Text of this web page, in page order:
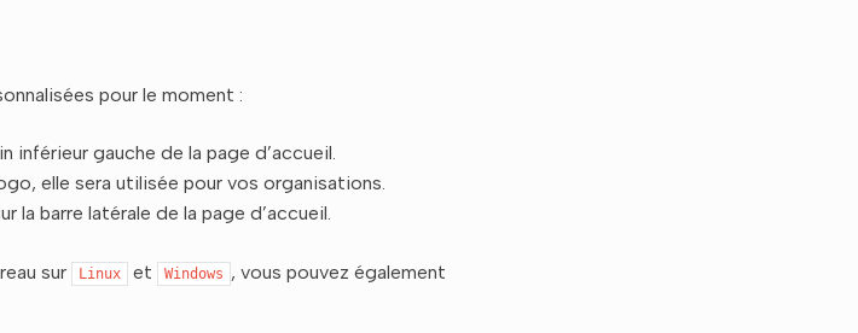
pour le moment :
inférieur gauche de la page d’accueil.
elle sera utilisée pour vos organisations.
la barre latérale de la page d’accueil.
sur Linux et Windows , vous pouvez également